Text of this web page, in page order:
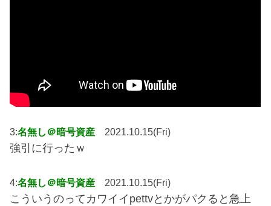
3:名無し＠暗号資産 2021.10.15(Fri)
強引に行ったｗ
4:名無し＠暗号資産 2021.10.15(Fri)
こういうのってカワイイpettvとかがパクると急上